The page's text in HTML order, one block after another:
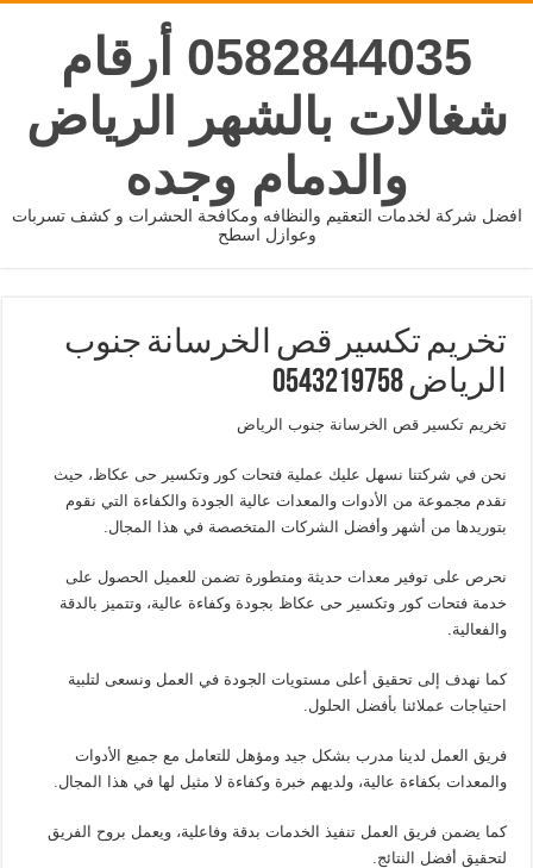
0582844035 أرقام
شغالات بالشهر الرياض
والدمام وجده
افضل شركة لخدمات التعقيم والنظافه ومكافحة الحشرات و كشف تسربات
وعوازل اسطح
تخريم تكسير قص الخرسانة جنوب
الرياض 0543219758
تخريم تكسير قص الخرسانة جنوب الرياض
نحن في شركتنا نسهل عليك عملية فتحات كور وتكسير حى عكاظ، حيث
نقدم مجموعة من الأدوات والمعدات عالية الجودة والكفاءة التي نقوم
بتوريدها من أشهر وأفضل الشركات المتخصصة في هذا المجال.
نحرص على توفير معدات حديثة ومتطورة تضمن للعميل الحصول على
خدمة فتحات كور وتكسير حى عكاظ بجودة وكفاءة عالية، وتتميز بالدقة
والفعالية.
كما نهدف إلى تحقيق أعلى مستويات الجودة في العمل ونسعى لتلبية
احتياجات عملائنا بأفضل الحلول.
فريق العمل لدينا مدرب بشكل جيد ومؤهل للتعامل مع جميع الأدوات
والمعدات بكفاءة عالية، ولديهم خبرة وكفاءة لا مثيل لها في هذا المجال.
كما يضمن فريق العمل تنفيذ الخدمات بدقة وفاعلية، ويعمل بروح الفريق
لتحقيق أفضل النتائج.